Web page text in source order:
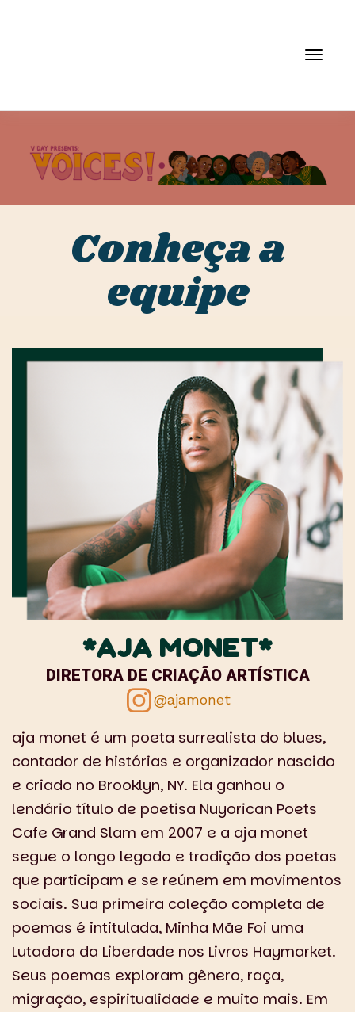
Conheça a
equipe
*AJA MONET*
DIRETORA DE CRIAÇÃO ARTÍSTICA
@ajamonet
aja monet é um poeta surrealista do blues,
contador de histórias e organizador nascido
e criado no Brooklyn, NY. Ela ganhou o
lendário título de poetisa Nuyorican Poets
Cafe Grand Slam em 2007 e a aja monet
segue o longo legado e tradição dos poetas
que participam e se reúnem em movimentos
sociais. Sua primeira coleção completa de
poemas é intitulada, Minha Mãe Foi uma
Lutadora da Liberdade nos Livros Haymarket.
Seus poemas exploram gênero, raça,
migração, espiritualidade e muito mais. Em